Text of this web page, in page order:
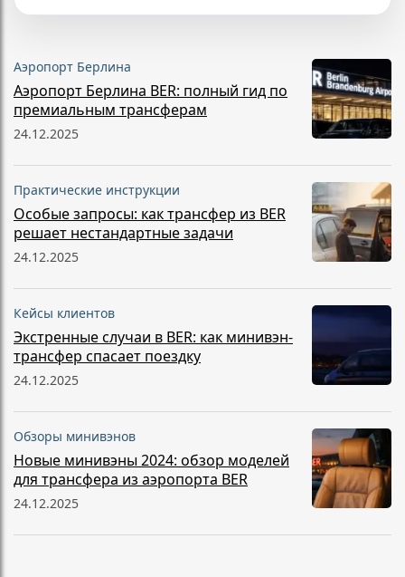
Аэропорт Берлина
Аэропорт Берлина BER: полный гид по
премиальным трансферам
24.12.2025
Практические инструкции
Особые запросы: как трансфер из BER
решает нестандартные задачи
24.12.2025
Кейсы клиентов
Экстренные случаи в BER: как минивэн-
трансфер спасает поездку
24.12.2025
Обзоры минивэнов
Новые минивэны 2024: обзор моделей
для трансфера из аэропорта BER
24.12.2025